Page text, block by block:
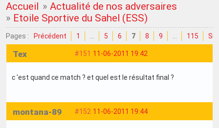
Accueil »Actualité de nos adversaires
» Etoile Sportive du Sahel (ESS)
Pages : Précédent 1 5 6 7 8 9 115
#151 11-06-2011 19:42
Tex
c 'est quand ce match ? et quel est le résultat final ?
#152 11-06-2011 19:44
montana-89